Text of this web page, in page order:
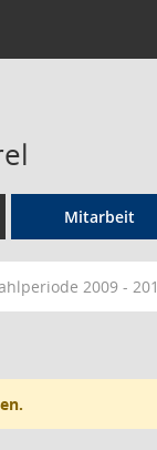
Mitarbeit
2009 -